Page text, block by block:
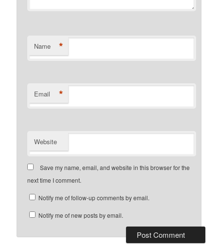
Name *
Email *
Website
Save my name, email, and website in this browser for the
next time I comment.
Notify me of follow-up comments by email.
Notify me of new posts by email.